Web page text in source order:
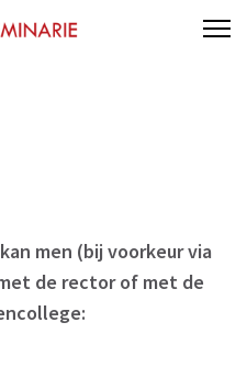
men (bij voorkeur via
de rector of met de